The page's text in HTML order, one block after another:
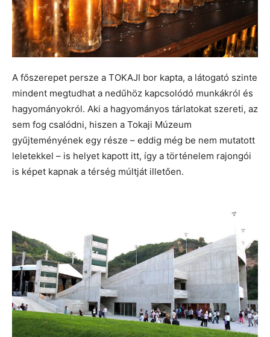
A főszerepet persze a TOKAJI bor kapta, a látogató szinte
mindent megtudhat a nedűhöz kapcsolódó munkákról és
hagyományokról. Aki a hagyományos tárlatokat szereti, az
sem fog csalódni, hiszen a Tokaji Múzeum
gyűjteményének egy része – eddig még be nem mutatott
leletekkel – is helyet kapott itt, így a történelem rajongói
is képet kapnak a térség múltját illetően.